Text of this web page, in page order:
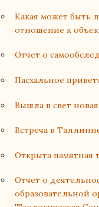
Какая может быть
отношение к
Отчет о
Пасхальное
Вышла в свет
Встреча в
Открыта памятная
Отчет о
образовательной